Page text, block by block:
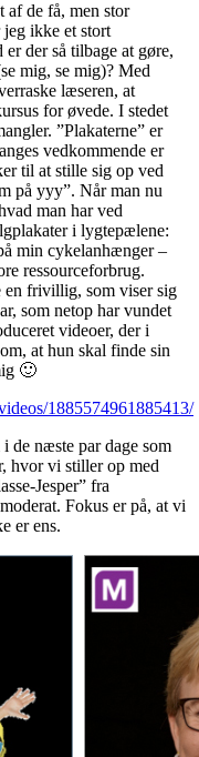
de få, men stor
ikke et stort
der så tilbage at gøre,
mig, se mig)? Med
læseren, at
for øvede. I stedet
”Plakaterne” er
vedkommende er
til at stille sig op ved
på yyy”. Når man nu
man har ved
i lygtepælene:
min cykelanhænger –
ressourceforbrug.
en frivillig, som viser sig
som netop har vundet
videoer, der i
at hun skal finde sin
🙂
1885574961885413/
de næste par dage som
hvor vi stiller op med
Jesper” fra
Fokus er på, at vi
er ens.